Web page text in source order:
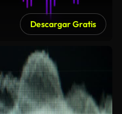
Descargar Gratis